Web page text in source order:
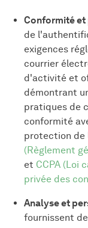
Conformité
de
exigences
courrier
d'activité et
démontrant
pratiques de
conformité
protection de
(Règlement
et CCPA (Loi
privée des
Analyse et
fournissent